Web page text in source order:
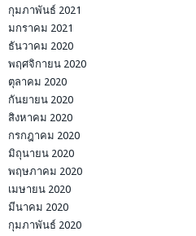
กุมภาพันธ์ 2021
มกราคม 2021
ธันวาคม 2020
พฤศจิกายน 2020
ตุลาคม 2020
กันยายน 2020
สิงหาคม 2020
กรกฎาคม 2020
มิถุนายน 2020
พฤษภาคม 2020
เมษายน 2020
มีนาคม 2020
กุมภาพันธ์ 2020